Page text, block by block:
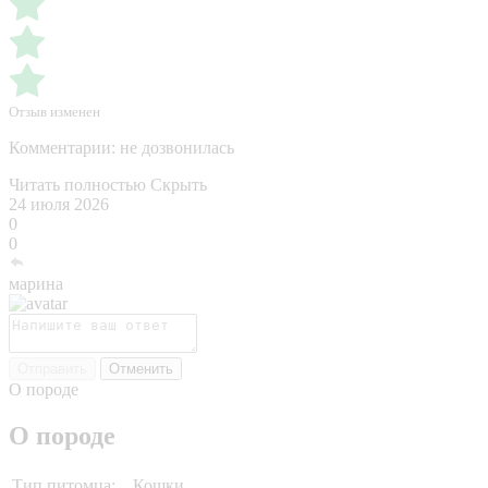
Отзыв изменен
Комментарии: не дозвонилась
Читать полностью Скрыть
24 июля 2026
0
0
марина
Отменить
О породе
О породе